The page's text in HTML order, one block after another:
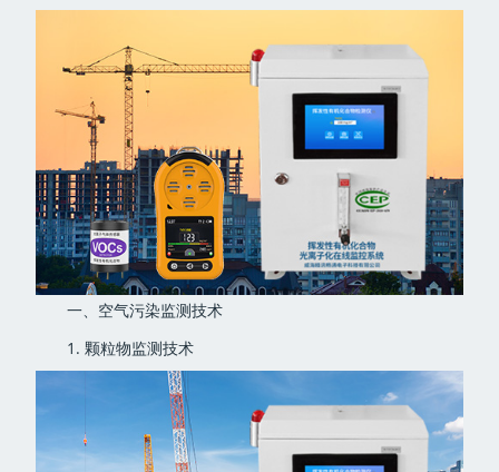
一、空气污染监测技术
1. 颗粒物监测技术